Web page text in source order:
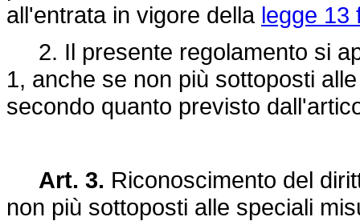
all'entrata in vigore della legge 13
2. Il presente regolamento si
1, anche se non più sottoposti
secondo quanto previsto
Art. 3. Riconoscimento del
non più sottoposti alle speciali